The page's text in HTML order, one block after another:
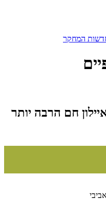
המחקר
חם הרבה יותר